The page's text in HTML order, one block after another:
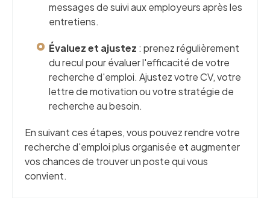
messages de suivi aux employeurs après les
entretiens.
Évaluez et ajustez : prenez régulièrement
du recul pour évaluer l'efficacité de votre
recherche d'emploi. Ajustez votre CV, votre
lettre de motivation ou votre stratégie de
recherche au besoin.
En suivant ces étapes, vous pouvez rendre votre
recherche d'emploi plus organisée et augmenter
vos chances de trouver un poste qui vous
convient.